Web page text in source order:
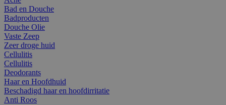
Bad en Douche
Badproducten
Douche Olie
Vaste Zeep
Zeer droge huid
Cellulitis
Cellulitis
Deodorants
Haar en Hoofdhuid
Beschadigd haar en hoofdirritatie
Anti Roos